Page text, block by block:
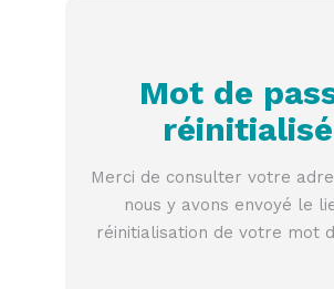
Mot de
réinitialisé
Merci de consulter votre
nous y avons envoyé le
réinitialisation de votre mot